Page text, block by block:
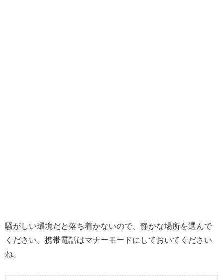
騒がしい環境だと落ち着かないので、静かな場所を選んで
ください。携帯電話はマナーモードにしておいてください
ね。